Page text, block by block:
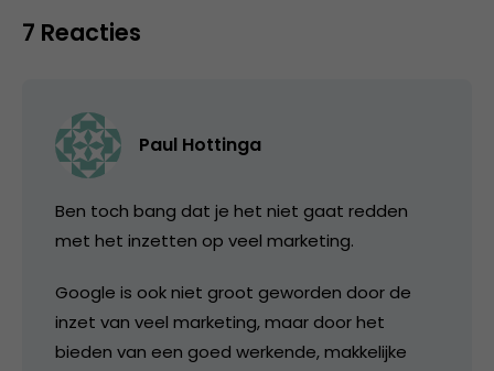
7 Reacties
Paul Hottinga
Ben toch bang dat je het niet gaat redden
met het inzetten op veel marketing.
Google is ook niet groot geworden door de
inzet van veel marketing, maar door het
bieden van een goed werkende, makkelijke